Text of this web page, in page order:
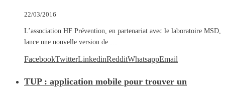
22/03/2016
L’association HF Prévention, en partenariat avec le laboratoire MSD,
lance une nouvelle version de …
FacebookTwitterLinkedinRedditWhatsappEmail
TUP : application mobile pour trouver un